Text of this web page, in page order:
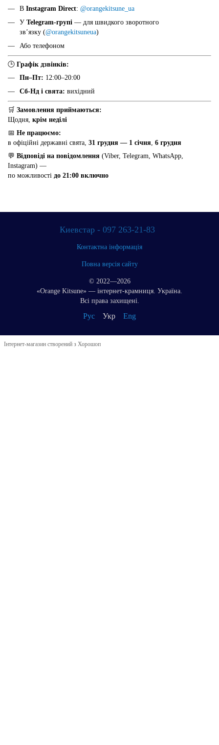
В Instagram Direct: @orangekitsune_ua
У Telegram-групі — для швидкого зворотного
звʼязку (@orangekitsuneua)
Або телефоном
🕒 Графік дзвінків:
Пн–Пт: 12:00–20:00
Сб-Нд і свята: вихідний
🛒 Замовлення приймаються:
Щодня, крім неділі
📅 Не працюємо:
в офіційні державні свята, 31 грудня — 1 січня 6 грудня
💬 Відповіді на повідомлення (Viber, Telegram, WhatsApp,
Instagram) —
по можливості до 21:00 включно
Киевстар - 097 263-21-83
Контактна інформація
Повна версія сайту
© 2022—2026
«Orange Kitsune» — інтернет-крамниця. Україна.
Всі права захищені.
Рус Укр Eng
Інтернет-магазин створений з Хорошоп